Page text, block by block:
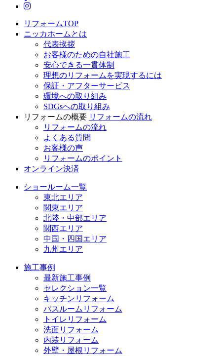
ニッカホーム公式Instagram
リフォームTOP
ニッカホームとは
代表挨拶
お客様のための自社施工
安心できる一貫体制
理想のリフォームを実現するには
保証・アフターサービス
環境への取り組み
SDGsへの取り組み
リフォームの概要 リフォームの流れ
リフォームの流れ
よくある質問
お客様の声
リフォームのポイント
オンライン決済
ショールーム一覧
東北エリア
関東エリア
北陸・中部エリア
関西エリア
中国・四国エリア
九州エリア
施工事例
最新施工事例
セレクション一覧
キッチンリフォーム
バスルームリフォーム
トイレリフォーム
洗面リフォーム
内装リフォーム
外壁・屋根リフォーム